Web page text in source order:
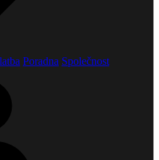
Poradna Společnost